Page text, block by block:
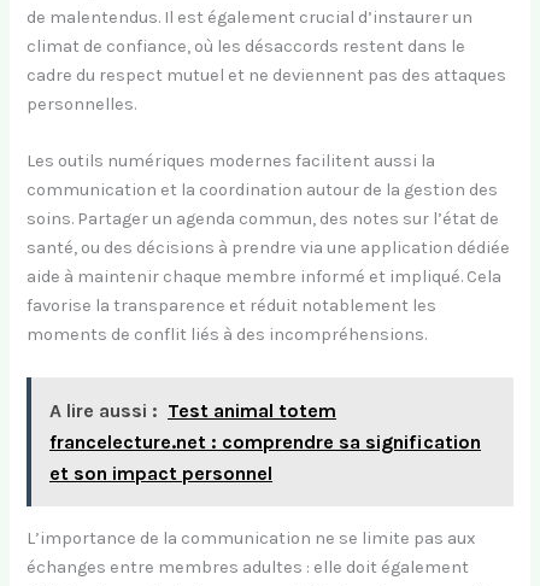
de malentendus. Il est également crucial d’instaurer un
climat de confiance, où les désaccords restent dans le
cadre du respect mutuel et ne deviennent pas des attaques
personnelles.
Les outils numériques modernes facilitent aussi la
communication et la coordination autour de la gestion des
soins. Partager un agenda commun, des notes sur l’état de
santé, ou des décisions à prendre via une application dédiée
aide à maintenir chaque membre informé et impliqué. Cela
favorise la transparence et réduit notablement les
moments de conflit liés à des incompréhensions.
A lire aussi : Test animal totem
francelecture.net : comprendre sa signification
et son impact personnel
L’importance de la communication ne se limite pas aux
échanges entre membres adultes : elle doit également